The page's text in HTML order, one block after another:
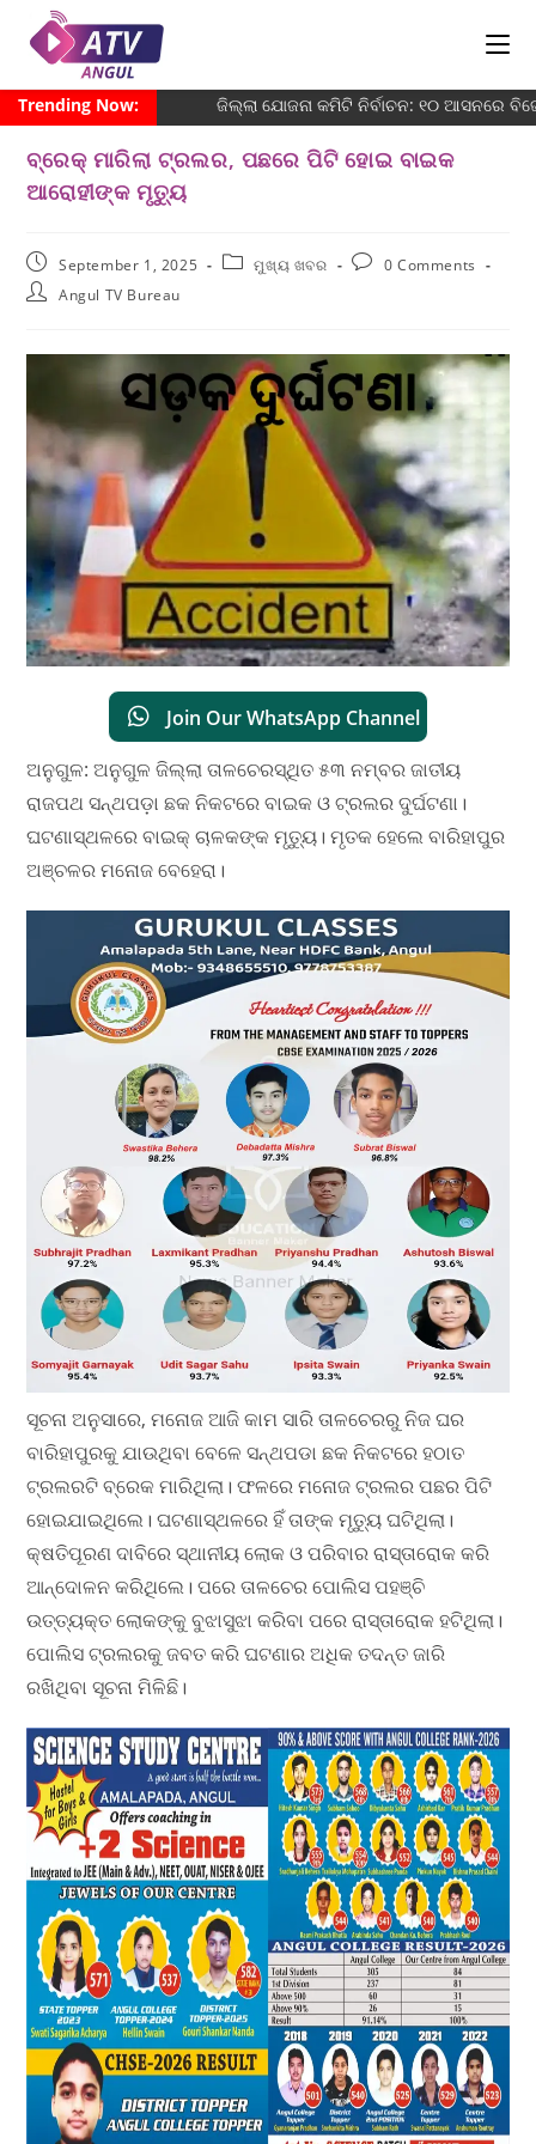
Trending Now: ଜିଲ୍ଲା ଯୋଜନା କମିଟି ନିର୍ବାଚନ: ୧୦ ଆସନରେ
ବ୍ରେକ୍ ମାରିଲା ଟ୍ରଲର, ପଛରେ ପିଟି ହୋଇ ବାଇକ
ଆରୋହୀଙ୍କ ମୃତ୍ୟୁ
September 1, 2025 ମୁଖ୍ୟ ଖବର
0 Comments
Angul TV Bureau
Join Our WhatsApp Channel
ଅନୁଗୁଳ: ଅନୁଗୁଳ ଜିଲ୍ଲା ତାଳଚେରସ୍ଥିତ ୫୩ ନମ୍ବର ଜାତୀୟ
ରାଜପଥ ସନ୍ଥପଡ଼ା ଛକ ନିକଟରେ ବାଇକ ଓ ଟ୍ରଲର ଦୁର୍ଘଟଣା।
ଘଟଣାସ୍ଥଳରେ ବାଇକ୍ ଚାଳକଙ୍କ ମୃତ୍ୟୁ। ମୃତକ ହେଲେ ବାରିହାପୁର
ଅଞ୍ଚଳର ମନୋଜ ବେହେରା।
ସୂଚନା ଅନୁସାରେ, ମନୋଜ ଆଜି କାମ ସାରି ତାଳଚେରରୁ ନିଜ ଘର
ବାରିହାପୁରକୁ ଯାଉଥିବା ବେଳେ ସନ୍ଥପଡା ଛକ ନିକଟରେ ହଠାତ
ଟ୍ରଲରଟି ବ୍ରେକ ମାରିଥିଲା। ଫଳରେ ମନୋଜ ଟ୍ରଲର ପଛର ପିଟି
ହୋଇଯାଇଥିଲେ। ଘଟଣାସ୍ଥଳରେ ହିଁ ତାଙ୍କ ମୃତ୍ୟୁ ଘଟିଥିଲା।
କ୍ଷତିପୂରଣ ଦାବିରେ ସ୍ଥାନୀୟ ଲୋକ ଓ ପରିବାର ରାସ୍ତାରୋକ କରି
ଆନ୍ଦୋଳନ କରିଥିଲେ। ପରେ ତାଳଚେର ପୋଲିସ ପହଞ୍ଚି
ଉତ୍ତ୍ୟକ୍ତ ଲୋକଙ୍କୁ ବୁଝାସୁଝା କରିବା ପରେ ରାସ୍ତାରୋକ ହଟିଥିଲା।
ପୋଲିସ ଟ୍ରଲରକୁ ଜବତ କରି ଘଟଣାର ଅଧିକ ତଦନ୍ତ ଜାରି
ରଖିଥିବା ସୂଚନା ମିଳିଛି।